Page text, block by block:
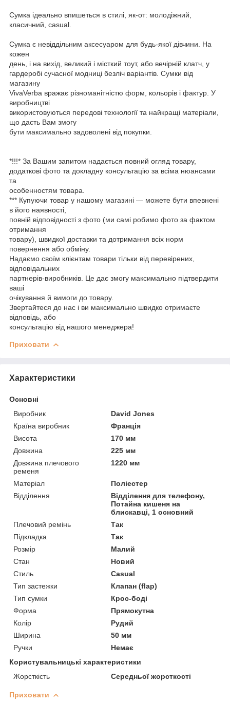
Сумка ідеально впишеться в стилі, як-от: молодіжний,
класичний, casual.
Сумка є невіддільним аксесуаром для будь-якої дівчини. На
кожен
день, і на вихід, великий і місткий тоут, або вечірній клатч, у
гардеробі сучасної модниці безліч варіантів. Сумки від
магазину
VivaVerba вражає різноманітністю форм, кольорів і фактур. У
виробництві
використовуються передові технології та найкращі матеріали,
що дасть Вам змогу
бути максимально задоволені від покупки.
*!!!* За Вашим запитом надається повний огляд товару,
додаткові фото та докладну консультацію за всіма нюансами
та
особенностям товара.
*** Купуючи товар у нашому магазині — можете бути впевнені
в його наявності,
повній відповідності з фото (ми самі робимо фото за фактом
отримання
товару), швидкої доставки та дотримання всіх норм
повернення або обміну.
Надаємо своїм клієнтам товари тільки від перевірених,
відповідальних
партнерів-виробників. Це дає змогу максимально підтвердити
ваші
очікування й вимоги до товару.
Звертайтеся до нас і ви максимально швидко отримаєте
відповідь, або
консультацію від нашого менеджера!
Приховати
Характеристики
Основні
Виробник
David Jones
Країна виробник
Франція
Висота
170 мм
Довжина
225 мм
Довжина плечового
ременя
1220 мм
Матеріал
Поліестер
Відділення
Відділення для телефону,
Потайна кишеня на
блискавці, 1 основний
Плечовий ремінь
Так
Підкладка
Так
Розмір
Малий
Стан
Новий
Стиль
Casual
Тип застежки
Клапан (flap)
Тип сумки
Крос-боді
Форма
Прямокутна
Колір
Рудий
Ширина
50 мм
Ручки
Немає
Користувальницькі характеристики
Жорсткість
Середньої жорсткості
Приховати